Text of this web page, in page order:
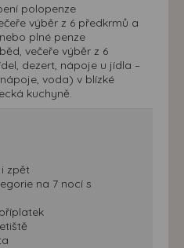
polopenze
výběr z 6 předkrmů a
plné penze
večeře výběr z 6
dezert, nápoje u jídla –
voda) v blízké
kuchyně.
zpět
na 7 nocí s